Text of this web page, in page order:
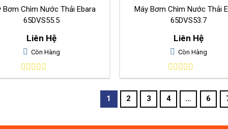
Bơm Chìm Nước Thải Ebara
65DVS55.5
Liên Hệ
Còn Hàng
0
Máy Bơm Chìm Nước Thải
65DVS53.7
Liên Hệ
Còn Hàng
0
of
5
1 2 3 4 … 6